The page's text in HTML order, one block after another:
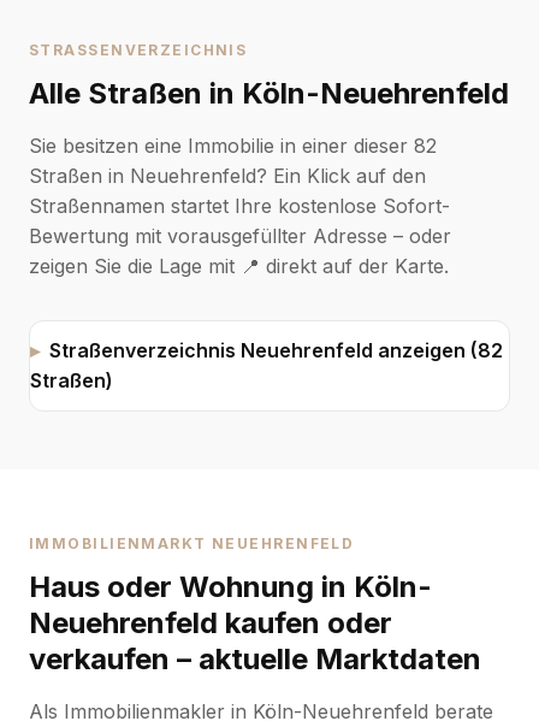
STRASSENVERZEICHNIS
Alle Straßen in Köln-Neuehrenfeld
Sie besitzen eine Immobilie in einer dieser 82
Straßen in Neuehrenfeld? Ein Klick auf den
Straßennamen startet Ihre kostenlose Sofort-
Bewertung mit vorausgefüllter Adresse – oder
zeigen Sie die Lage mit 📍 direkt auf der Karte.
Straßenverzeichnis Neuehrenfeld anzeigen (82
Straßen)
IMMOBILIENMARKT NEUEHRENFELD
Haus oder Wohnung in Köln-
Neuehrenfeld kaufen oder
verkaufen – aktuelle Marktdaten
Als Immobilienmakler in Köln-Neuehrenfeld berate